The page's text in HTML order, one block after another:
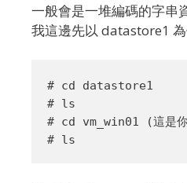
一般會是一堆編碼的字串
我這邊先以 datastore1
# cd datastore1
# ls
# cd vm_win01 (這是你